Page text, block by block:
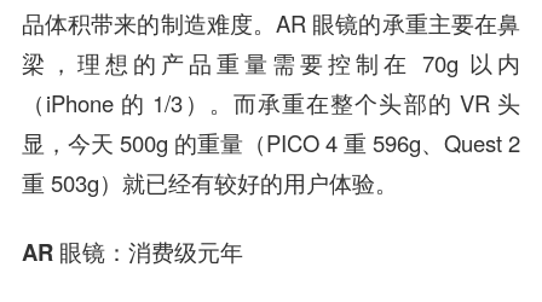
品体积带来的制造难度。AR 眼镜的承重主要在鼻
梁，理想的产品重量需要控制在 70g 以内
（iPhone 的 1/3）。而承重在整个头部的 VR 头
显，今天 500g 的重量（PICO 4 重 596g、Quest 2
重 503g）就已经有较好的用户体验。
AR 眼镜：消费级元年